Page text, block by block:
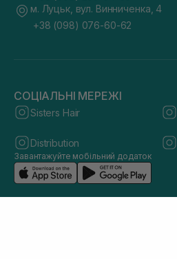
м. Луцьк, вул. Винниченка, 4
+38 (098) 076-60-62
СОЦІАЛЬНІ МЕРЕЖІ
Sisters Hair
Distribution
Завантажуйте мобільний додаток